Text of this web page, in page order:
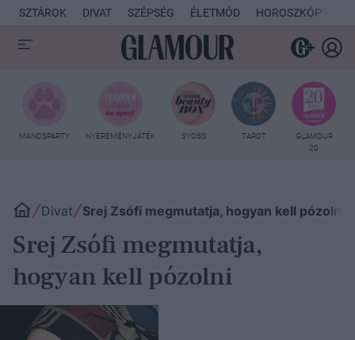
SZTÁROK DIVAT SZÉPSÉG ÉLETMÓD HOROSZKÓP
MANCSPARTY NYEREMÉNYJÁTÉK SYOSS TAROT
GLAMOUR
20
Divat Srej Zsófi megmutatja, hogyan kell pózolni
Srej Zsófi megmutatja,
hogyan kell pózolni